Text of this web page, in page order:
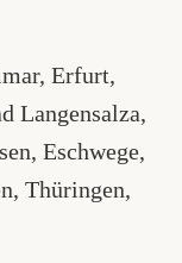
, Erfurt,
Langensalza,
, Eschwege,
, Thüringen,